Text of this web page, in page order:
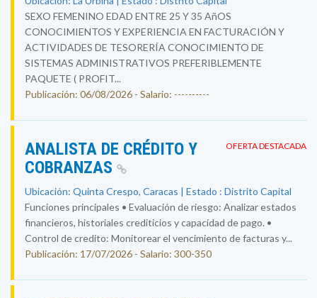
SEXO FEMENINO EDAD ENTRE 25 Y 35 AñOS
CONOCIMIENTOS Y EXPERIENCIA EN FACTURACIÓN Y
ACTIVIDADES DE TESORERÍA CONOCIMIENTO DE
SISTEMAS ADMINISTRATIVOS PREFERIBLEMENTE
PAQUETE ( PROFIT...
Publicación: 06/08/2026 - Salario: ----------
OFERTA DESTACADA
ANALISTA DE CRÉDITO Y
COBRANZAS
Ubicación: Quinta Crespo, Caracas | Estado : Distrito Capital
Funciones principales • Evaluación de riesgo: Analizar estados
financieros, historiales crediticios y capacidad de pago. •
Control de credito: Monitorear el vencimiento de facturas y...
Publicación: 17/07/2026 - Salario: 300-350